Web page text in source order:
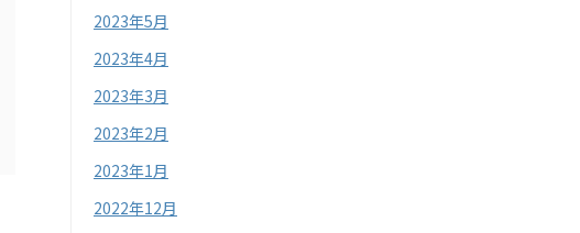
2023年5月
2023年4月
2023年3月
2023年2月
2023年1月
2022年12月